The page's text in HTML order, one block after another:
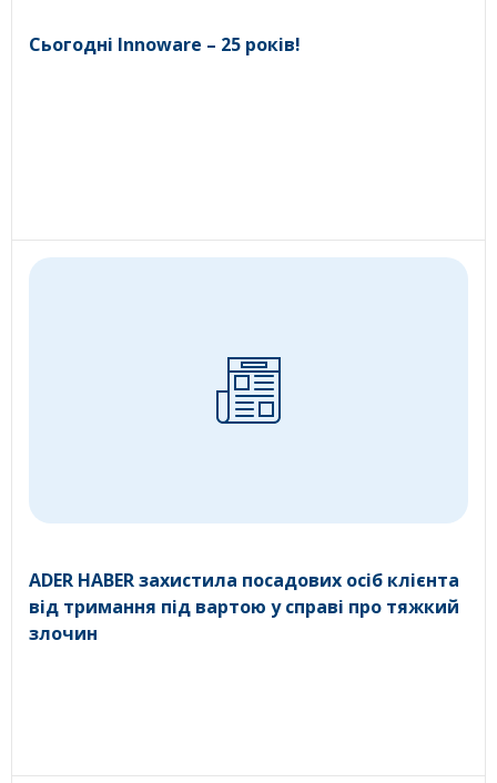
Сьогодні Innoware – 25 років!
ADER HABER захистила посадових осіб клієнта
від тримання під вартою у справі про тяжкий
злочин